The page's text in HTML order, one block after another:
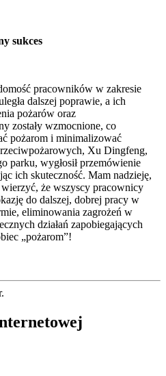
sukces
pracowników w zakresie
dalszej poprawie, a ich
pożarów oraz
zostały wzmocnione, co
pożarom i minimalizować
Xu Dingfeng,
parku, wygłosił przemówienie
ich skuteczność. Mam nadzieję,
że wszyscy pracownicy
do dalszej, dobrej pracy w
eliminowania zagrożeń w
działań zapobiegających
„pożarom”!